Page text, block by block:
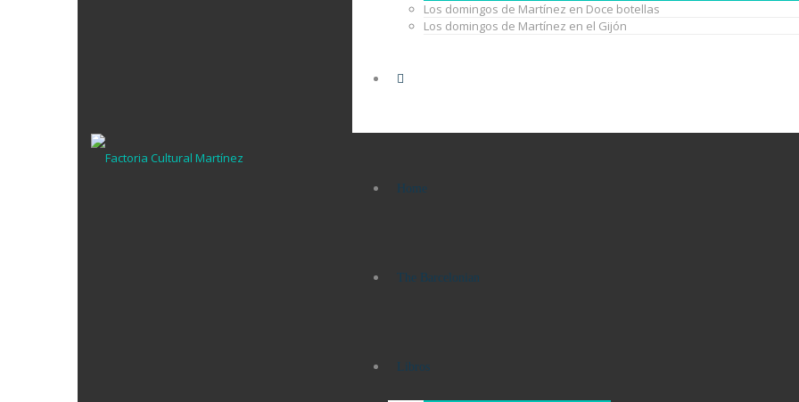
Los domingos de Martínez en Doce botellas
Los domingos de Martínez en el Gijón
Home
The Barcelonian
Libros